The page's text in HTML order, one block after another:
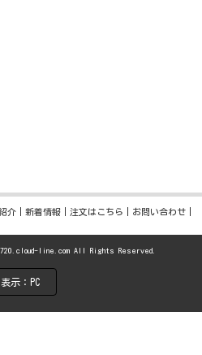
介 新着情報 注文はこちら お問い合わせ
line.com All Rights Reserved.
表示：PC